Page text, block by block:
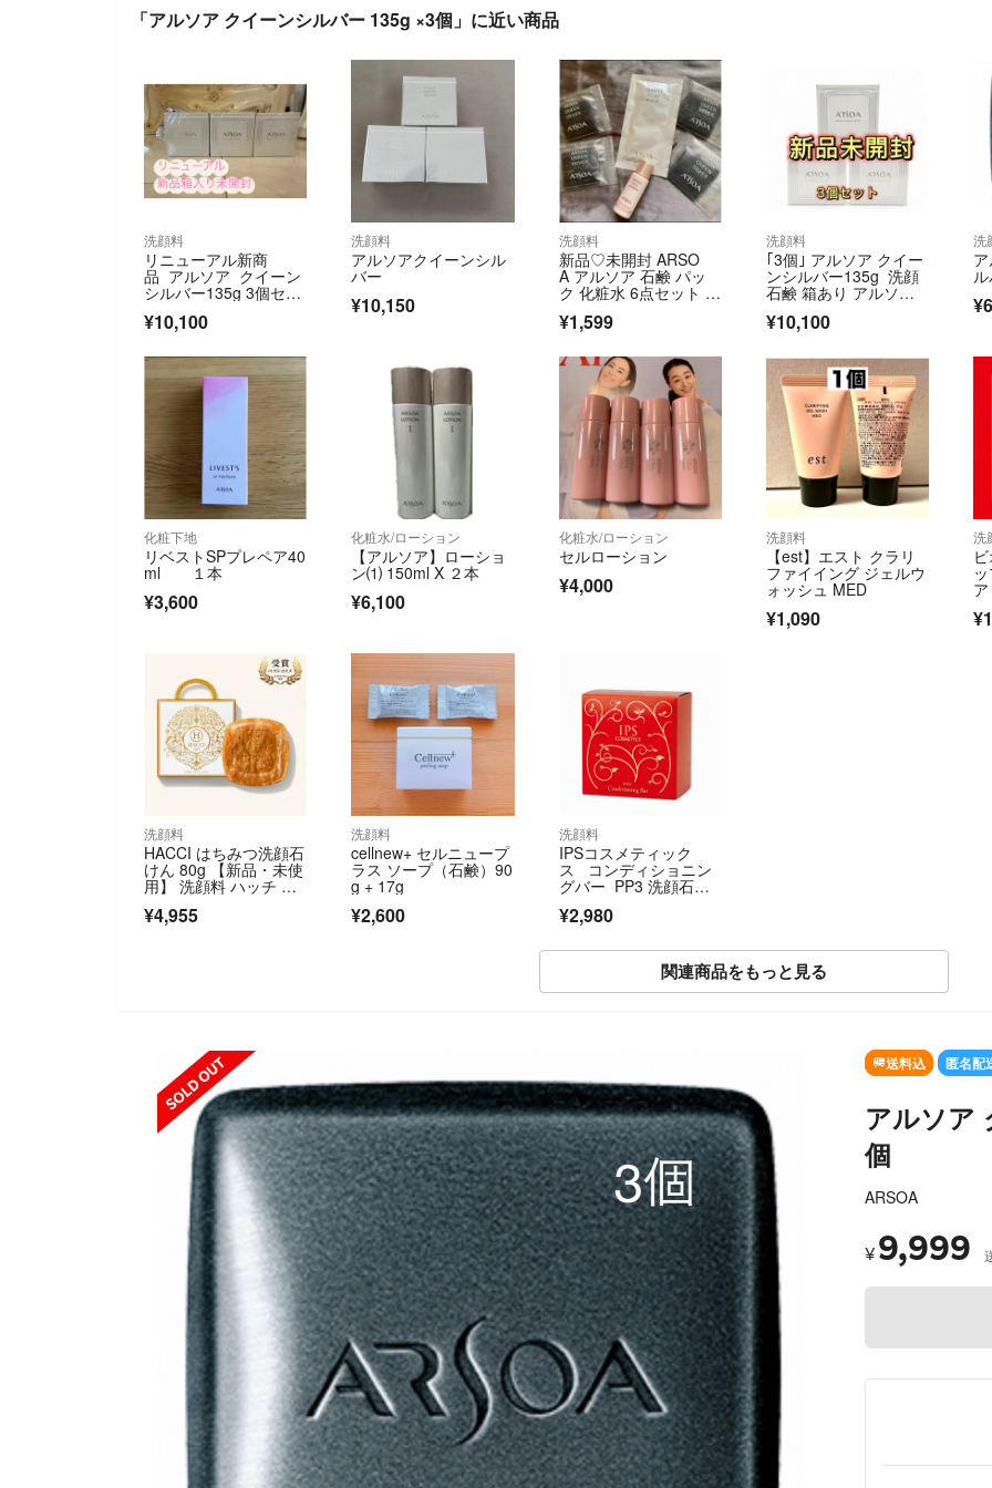
「アルソア クイーンシルバー 135g ×3個」に近い商品
洗顔料
リニューアル新商
品 アルソア クイーン
シルバー135g 3個セッ
ト
¥10,100
洗顔料
アルソアクイーンシル
バー
¥10,150
洗顔料
新品♡未開封 ARSO
A アルソア 石鹸 パッ
ク 化粧水 6点セット サ
ンプル
¥1,599
洗顔料
｢3個｣ アルソア クイー
ンシルバー135g 洗顔
石鹸 箱あり アルソア
石鹸 ARSOA洗顔フォ
ーム 匿名発送 即日発
¥10,100
洗
化粧下地
リベストSPプレペア40
ml １本
¥3,600
化粧水/ローション
【アルソア】ローショ
ン⑴ 150ml X ２本
¥6,100
化粧水/ローション
セルローション
¥4,000
洗顔料
【est】エスト クラリ
ファイイング ジェルウ
ォッシュ MED
¥1,090
洗
洗顔料
HACCI はちみつ洗顔石
けん 80g 【新品・未使
用】 洗顔料 ハッチ 石
¥4,955
洗顔料
cellnew+ セルニュープ
ラス ソープ（石鹸）90
g + 17g
¥2,600
洗顔料
IPSコスメティック
ス コンディショニン
グバー PP3 洗顔石
¥2,980
関連商品をもっと見る
送料込 匿名配
アルソア
個
ARSOA
¥ 9,999